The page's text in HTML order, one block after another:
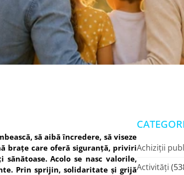
să aibă încredere, să viseze
brațe care oferă siguranță, priviri
Acolo se nasc valorile,
Prin sprijin, solidaritate și grijă
Achiziții
Activități